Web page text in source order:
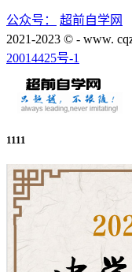
公众号：
超前自学网
2021-2023 © - www.
20014425号-1
1111